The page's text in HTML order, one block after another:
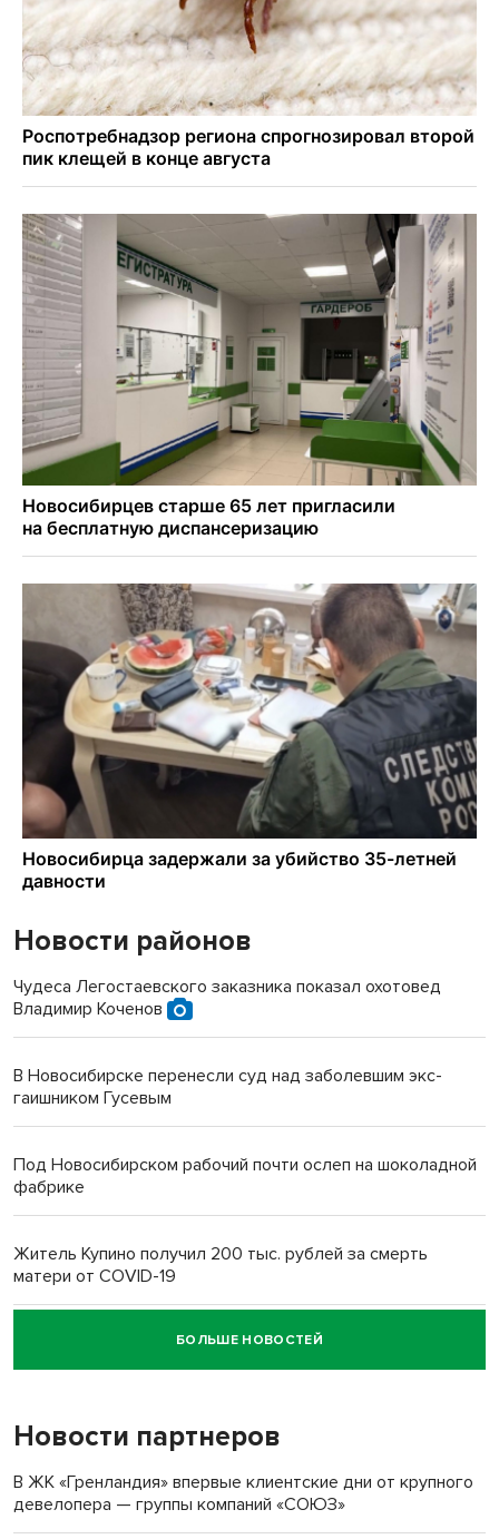
Новости районов
Чудеса Легостаевского заказника показал охотовед
Владимир Коченов
В Новосибирске перенесли суд над заболевшим экс-
гаишником Гусевым
Под Новосибирском рабочий почти ослеп на шоколадной
фабрике
Житель Купино получил 200 тыс. рублей за смерть
матери от COVID-19
Новосибирский суд наказал водителя за смерть
пенсионерки на вокзале
БОЛЬШЕ НОВОСТЕЙ
Новости партнеров
В ЖК «Гренландия» впервые клиентские дни от крупного
девелопера — группы компаний «СОЮЗ»